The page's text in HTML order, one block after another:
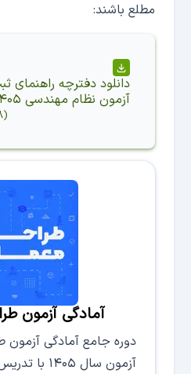
مطلع باشند:
دانلوددفترچه راهنمای
آزمون نظام مهندسی ۱۴۰۵
(
آمادگی آزمون
دوره جامع آمادگی آزمون
آزمون سال